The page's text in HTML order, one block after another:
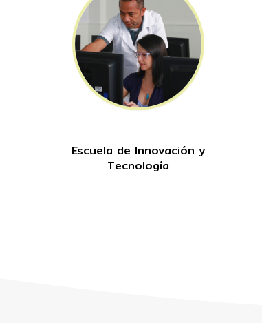
Escuela de Innovación y
Tecnología